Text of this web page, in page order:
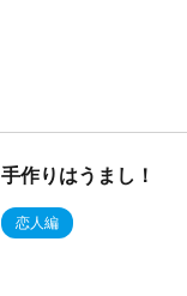
手作りはうまし！
恋人編